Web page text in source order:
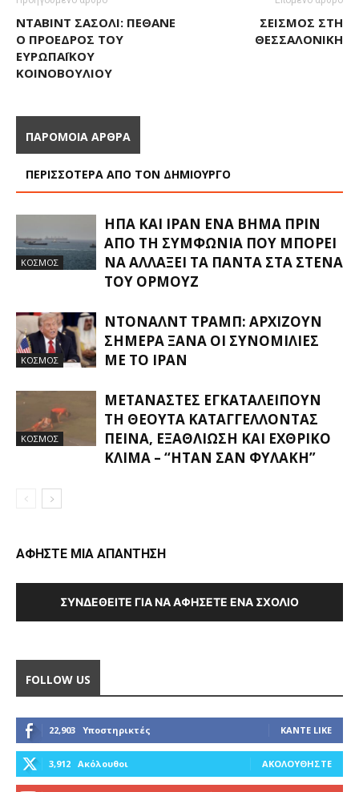
ΝΤΑΒΊΝΤ ΣΑΣΌΛΙ: ΠΈΘΑΝΕ
Ο ΠΡΌΕΔΡΟΣ ΤΟΥ
ΕΥΡΩΠΑΪΚΟΎ
ΚΟΙΝΟΒΟΥΛΊΟΥ
ΣΕΙΣΜΌΣ ΣΤΗ
ΘΕΣΣΑΛΟΝΊΚΗ
ΠΑΡΟΜΟΙΑ ΑΡΘΡΑ
ΠΕΡΙΣΣΟΤΕΡΑ ΑΠΟ ΤΟΝ ΔΗΜΙΟΥΡΓΟ
ΚΟΣΜΟΣ
ΗΠΑ ΚΑΙ ΙΡΆΝ ΈΝΑ ΒΉΜΑ ΠΡΙΝ
ΑΠΌ ΤΗ ΣΥΜΦΩΝΊΑ ΠΟΥ ΜΠΟΡΕΊ
ΝΑ ΑΛΛΆΞΕΙ ΤΑ ΠΆΝΤΑ ΣΤΑ ΣΤΕΝΆ
ΤΟΥ ΟΡΜΟΎΖ
ΚΟΣΜΟΣ
ΝΤΌΝΑΛΝΤ ΤΡΑΜΠ: ΑΡΧΊΖΟΥΝ
ΣΉΜΕΡΑ ΞΑΝΆ ΟΙ ΣΥΝΟΜΙΛΊΕΣ
ΜΕ ΤΟ ΙΡΆΝ
ΚΟΣΜΟΣ
ΜΕΤΑΝΆΣΤΕΣ ΕΓΚΑΤΑΛΕΊΠΟΥΝ
ΤΗ ΘΈΟΥΤΑ ΚΑΤΑΓΓΈΛΛΟΝΤΑΣ
ΠΕΊΝΑ, ΕΞΑΘΛΊΩΣΗ ΚΑΙ ΕΧΘΡΙΚΌ
ΚΛΊΜΑ – “ΉΤΑΝ ΣΑΝ ΦΥΛΑΚΉ”
ΑΦΗΣΤΕ ΜΙΑ ΑΠΑΝΤΗΣΗ
ΣΥΝΔΕΘΕΊΤΕ ΓΙΑ ΝΑ ΑΦΉΣΕΤΕ ΈΝΑ ΣΧΌΛΙΟ
FOLLOW US
22,903 Υποστηρικτές ΚΆΝΤΕ LIKE
3,912 Ακόλουθοι ΑΚΟΛΟΥΘΉΣΤΕ